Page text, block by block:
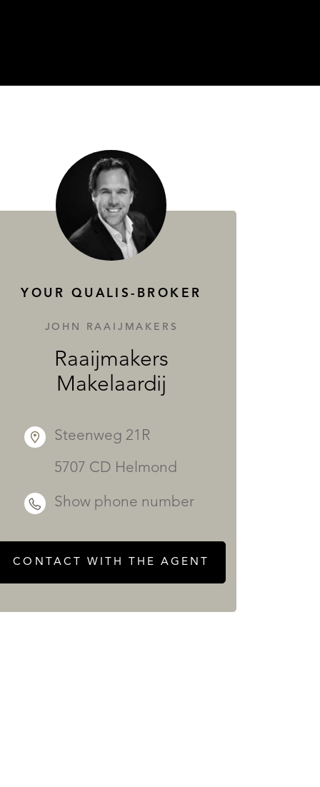
YOUR QUALIS-BROKER
JOHN RAAIJMAKERS
Raaijmakers
Makelaardij
Steenweg 21R
5707 CD Helmond
Show phone number
CONTACT WITH THE AGENT